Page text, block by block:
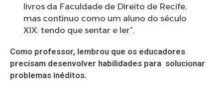
livros da Faculdade de Direito de Recife,
mas continuo como um aluno do século
XIX: tendo que sentar e ler”.
Como professor, lembrou que os educadores
precisam desenvolver habilidades para solucionar
problemas inéditos.